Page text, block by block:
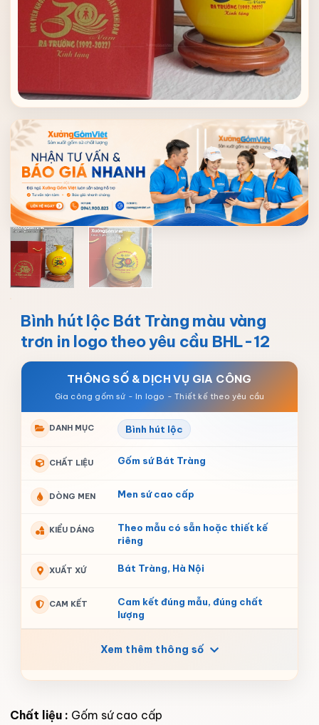
Bình hút lộc Bát Tràng màu vàng
trơn in logo theo yêu cầu BHL-12
THÔNG SỐ & DỊCH VỤ GIA CÔNG
DANH MỤC Bình hút lộc
CHẤT LIỆU Gốm sứ Bát Tràng
DÒNG MEN Men sứ cao cấp
KIỂU DÁNG
Theo mẫu có sẵn hoặc thiết kế
riêng
XUẤT XỨ Bát Tràng, Hà Nội
CAM KẾT
Cam kết đúng mẫu, đúng chất
lượng
Xem thêm thông số
Chất liệu : Gốm sứ cao cấp